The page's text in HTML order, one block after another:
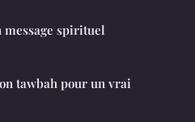
message spirituel
tawbah pour un vrai